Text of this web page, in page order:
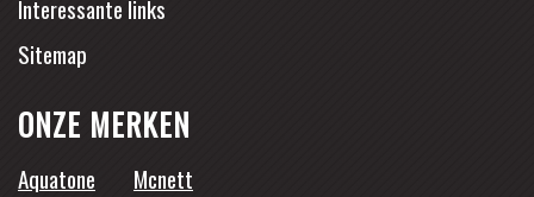
Interessante links
Sitemap
ONZE MERKEN
Aquatone
Mcnett